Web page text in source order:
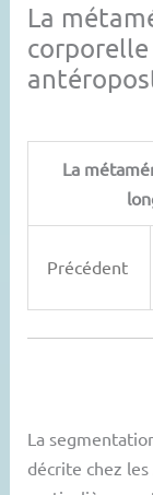
La
corporelle
La
Précédent
La
décrite chez